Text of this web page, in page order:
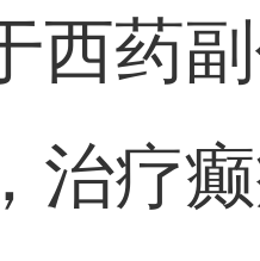
西药
治疗